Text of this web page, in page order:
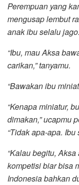
Perempuan yang
mengusap lembut
anak ibu selalu
“Ibu, mau Aksa
carikan,” tanyamu.
“Bawakan ibu
“Kenapa miniatur,
dimakan,” ucapmu
“Tidak apa-apa.
“Kalau begitu,
kompetisi biar bisa
Indonesia bahkan